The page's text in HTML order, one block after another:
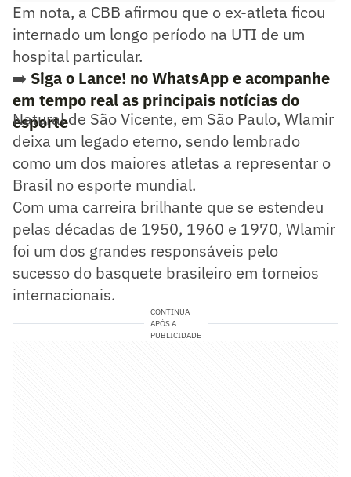
Em nota, a CBB afirmou que o ex-atleta ficou
internado um longo período na UTI de um
hospital particular.
➡️ Siga o Lance! no WhatsApp e acompanhe
em tempo real as principais notícias do
esporte
Natural de São Vicente, em São Paulo, Wlamir
deixa um legado eterno, sendo lembrado
como um dos maiores atletas a representar o
Brasil no esporte mundial.
Com uma carreira brilhante que se estendeu
pelas décadas de 1950, 1960 e 1970, Wlamir
foi um dos grandes responsáveis pelo
sucesso do basquete brasileiro em torneios
internacionais.
CONTINUA
APÓS A
PUBLICIDADE